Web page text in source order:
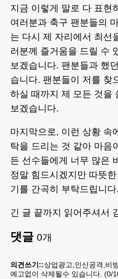
지금 이렇게 말로 다 표현
여러분과 축구 팬분들의
는 다시 제 자리에서 최선
러분께 즐거움을 드릴 수
보겠습니다. 팬분들과 했
습니다. 팬분들이 저를 찾
하실 때까지 제 모든 것을
보겠습니다.
마지막으로, 이런 상황 속
탁을 드리는 것 같아 마음
든 선수들에게 너무 많은
정말 힘드시겠지만 따뜻
기를 간곡히 부탁드립니다.
긴 글 끝까지 읽어주셔서
댓글 0개
의견쓰기::상업광고,인신공격,비
예고없이 삭제될수 있습니다. (0/